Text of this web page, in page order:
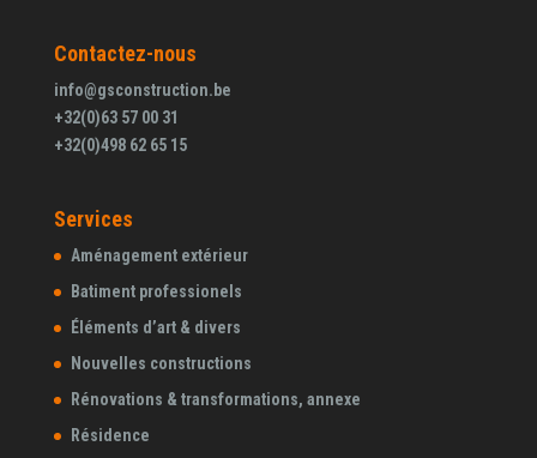
Contactez-nous
info@gsconstruction.be
+32(0)63 57 00 31
+32(0)498 62 65 15
Services
Aménagement extérieur
Batiment professionels
Éléments d’art & divers
Nouvelles constructions
Rénovations & transformations, annexe
Résidence